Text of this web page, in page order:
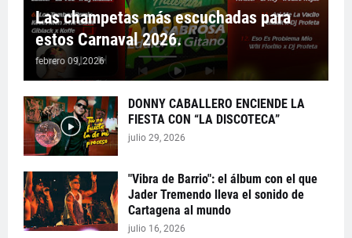
Las champetas más escuchadas para
estos Carnaval 2026.
febrero 09, 2026
DONNY CABALLERO ENCIENDE LA
FIESTA CON “LA DISCOTECA”
julio 29, 2026
"Vibra de Barrio": el álbum con el que
Jader Tremendo lleva el sonido de
Cartagena al mundo
julio 16, 2026